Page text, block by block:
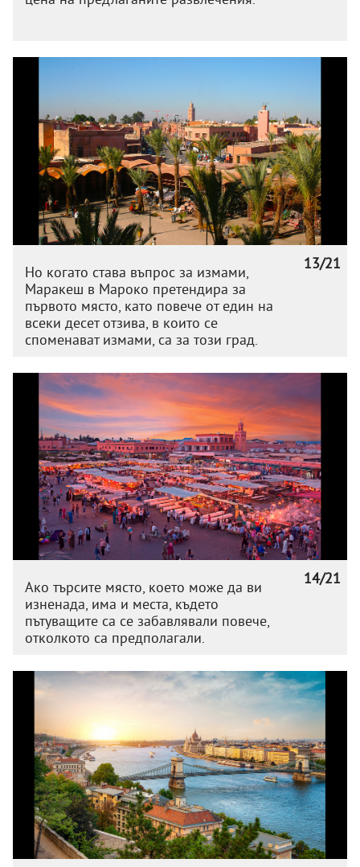
13/21
Но когато става въпрос за измами,
Маракеш в Мароко претендира за
първото място, като повече от един на
всеки десет отзива, в които се
споменават измами, са за този град.
14/21
Ако търсите място, което може да ви
изненада, има и места, където
пътуващите са се забавлявали повече,
отколкото са предполагали.